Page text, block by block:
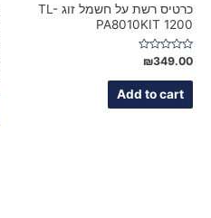
כרטיס רשת על חשמל זוג TL-
PA8010KIT 1200
Rated
0
out
₪349.00
Add to cart